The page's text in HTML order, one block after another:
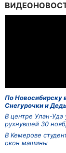
По Новосибирску
Снегурочки и
В центре Улан-
рухнувшей 30
В Кемерове
окон машины